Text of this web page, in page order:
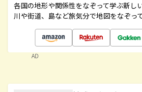
各国の地形や関係性をなぞって学ぶ新し
川や街道、島など旅気分で地図をなぞっ
AD